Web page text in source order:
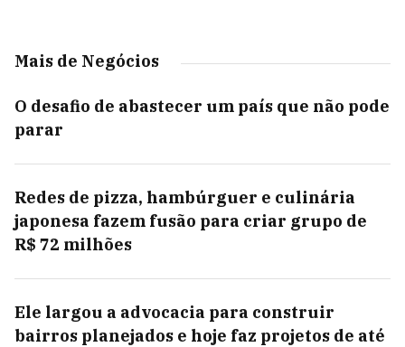
Mais de Negócios
O desafio de abastecer um país que não pode
parar
Redes de pizza, hambúrguer e culinária
japonesa fazem fusão para criar grupo de
R$ 72 milhões
Ele largou a advocacia para construir
bairros planejados e hoje faz projetos de até